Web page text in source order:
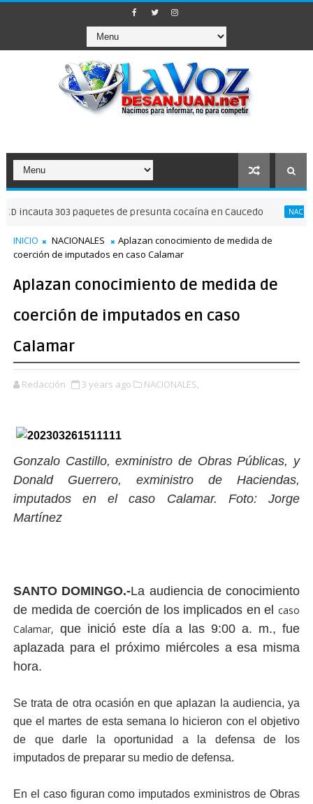
303 paquetes de presunta cocaína en Caucedo NACIONALES
INICIO NACIONALES
Aplazan conocimiento de medida de
coerción de imputados en caso Calamar
Aplazan conocimiento de medida de
coerción de imputados en caso
Calamar
Redacción 3 years ago NACIONALES,
Gonzalo Castillo, exministro de Obras Públicas, y
Donald Guerrero, exministro de Haciendas,
imputados en el caso Calamar. Foto: Jorge
Martínez
SANTO DOMINGO.-La audiencia de conocimiento
de medida de coerción de los implicados en elcaso
Calamar, que inició este día a las 9:00 a. m., fue
aplazada para el próximo miércoles a esa misma
hora.
Se trata de otra ocasión en que aplazan la audiencia, ya
que el martes de esta semana lo hicieron con el objetivo
de que darle la oportunidad a la defensa de los
imputados de preparar su medio de defensa.
En el caso figuran como imputados exministros de Obras